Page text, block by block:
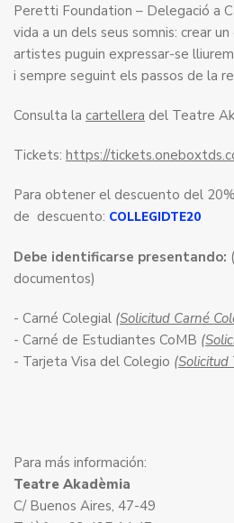
Peretti Foundation – Delegació a
vida a un dels seus somnis: crear
artistes puguin expressar-se
i sempre seguint els passos de la
Consulta la cartellera del Teatre
Tickets: https://
Para obtener el descuento del
de descuento: COLLEGIDTE20
Debe identificarse presentando:
documentos)
- Carné Colegial (Solicitud Carné
- Carné de Estudiantes CoMB
- Tarjeta Visa del Colegio (Solicitud
Para más información:
Teatre Akadèmia
C/ Buenos Aires, 47-49